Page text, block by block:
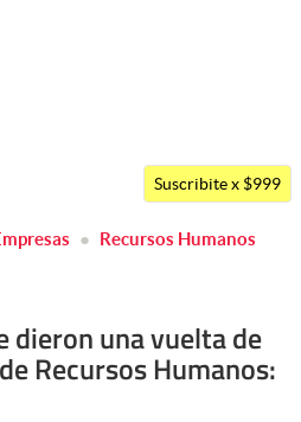
Argentina
México
Suscribite x $999
Recursos Humanos
dieron una vuelta de
Recursos Humanos: